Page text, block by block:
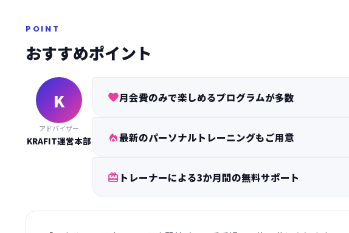
POINT
おすすめポイント
K
アドバイザー
KRAFIT運営本部
月会費のみで楽しめるプログラムが多数
最新のパーソナルトレーニングもご用意
 トレーナーによる3か月間の無料サポート